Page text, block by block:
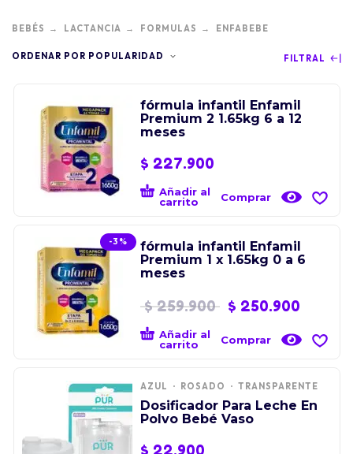
BEBÉS LACTANCIA FORMULAS ENFABEBE
ORDENAR POR POPULARIDAD FILTRAL
fórmula infantil Enfamil
Premium 2 1.65kg 6 a 12
meses
$ 227.900
Añadir al
carrito
Comprar
-3%
fórmula infantil Enfamil
Premium 1 x 1.65kg 0 a 6
meses
$259.900 $ 250.900
Añadir al
carrito
Comprar
AZUL ROSADO TRANSPARENTE
Dosificador Para Leche En
Polvo Bebé Vaso
$ 22.900